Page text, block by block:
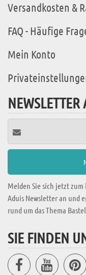
Versandkosten &
FAQ - Häufige
Mein Konto
Melden Sie sich jetzt zum
Aduis Newsletter an und
rund um das Thema
SIE FINDEN